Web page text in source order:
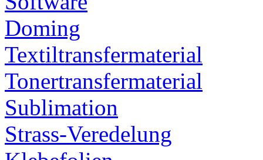
Doming
Textiltransfermaterial
Tonertransfermaterial
Sublimation
Strass-Veredelung